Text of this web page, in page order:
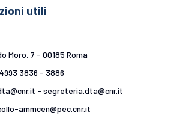
utili
Moro, 7 - 00185 Roma
3836 - 3886
- segreteria.dta@cnr.it
ammcen@pec.cnr.it